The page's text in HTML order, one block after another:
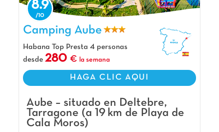
Camping Aube, Camping Cataluña
8.9
Camping Aube
Habana Top Presta 4 personas
desde 280 la semana
HAGA CLIC AQUI
Aube – situado en Deltebre,
Tarragone (a 19 km de Playa de
Cala Moros)